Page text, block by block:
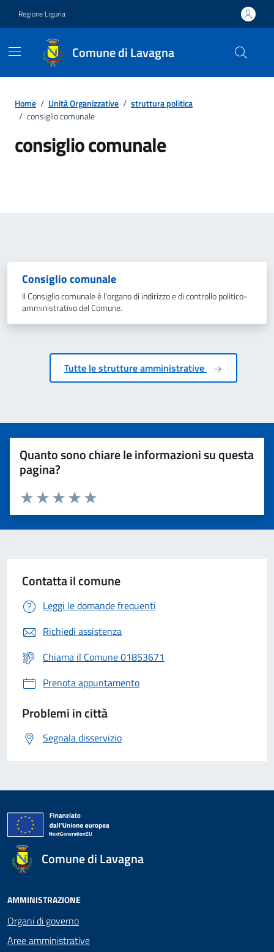
Regione Liguria
Comune di Lavagna
Home / Unità Organizzative / struttura politica
/ consiglio comunale
consiglio comunale
Consiglio comunale
Il Consiglio comunale è l'organo di indirizzo e di controllo politico-
amministrativo del Comune.
Tutte le strutture amministrative
Quanto sono chiare le informazioni su questa
pagina?
Valuta 5 stelle su 5
Valuta 4 stelle su 5
Valuta 3 stelle su 5
Valuta 2 stelle su 5
Valuta 1 stelle su 5
Contatta il comune
Leggi le domande frequenti
Richiedi assistenza
Chiama il Comune 01853671
Prenota appuntamento
Problemi in città
Segnala disservizio
Comune di Lavagna
AMMINISTRAZIONE
Organi di governo
Aree amministrative